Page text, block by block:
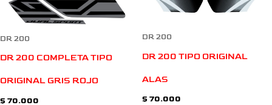
DR 200
DR 200 COMPLETA TIPO
ORIGINAL GRIS ROJO
$ 70.000
DR 200
DR 200 TIPO ORIGINAL
ALAS
$ 70.000